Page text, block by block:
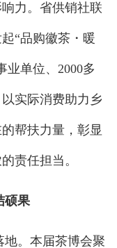
力。省供销社联
“品购徽茶・暖
业单位、2000多
实际消费助力乡
帮扶力量，彰显
责任担当。
硕果
地。本届茶博会聚